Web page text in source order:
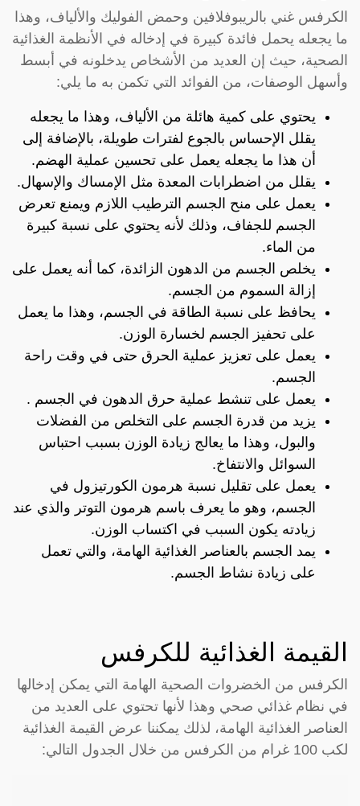
الكرفس غني بالريبوفلافين وحمض الفوليك والألياف، وهذا
ما يجعله يحمل فائدة كبيرة في إدخاله في الأنظمة الغذائية
الصحية، حيث إن العديد من الأشخاص يدخلونه في أبسط
وأسهل الوصفات، من الفوائد التي تكمن به ما يلي:
يحتوي على كمية هائلة من الألياف، وهذا ما يجعله
يقلل الإحساس بالجوع لفترات طويلة، بالإضافة إلى
أن هذا ما يجعله يعمل على تحسين عملية الهضم.
يقلل من اضطرابات المعدة مثل الإمساك والإسهال.
يعمل على منح الجسم الترطيب اللازم ويمنع تعرض
الجسم للجفاف، وذلك لأنه يحتوي على نسبة كبيرة
من الماء.
يخلص الجسم من الدهون الزائدة، كما أنه يعمل على
إزالة السموم من الجسم.
يحافظ على نسبة الطاقة في الجسم، وهذا ما يعمل
على تحفيز الجسم لخسارة الوزن.
يعمل على تعزيز عملية الحرق حتى في وقت راحة
الجسم.
يعمل على تنشط عملية حرق الدهون في الجسم .
يزيد من قدرة الجسم على التخلص من الفضلات
والبول، وهذا ما يعالج زيادة الوزن بسبب احتباس
السوائل والانتفاخ.
يعمل على تقليل نسبة هرمون الكورتيزول في
الجسم، وهو ما يعرف باسم هرمون التوتر والذي عند
زيادته يكون السبب في اكتساب الوزن.
يمد الجسم بالعناصر الغذائية الهامة، والتي تعمل
على زيادة نشاط الجسم.
القيمة الغذائية للكرفس
الكرفس من الخضروات الصحية الهامة التي يمكن إدخالها
في نظام غذائي صحي وهذا لأنها تحتوي على العديد من
العناصر الغذائية الهامة، لذلك يمكننا عرض القيمة الغذائية
لكب 100 غرام من الكرفس من خلال الجدول التالي: